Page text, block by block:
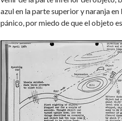
azul en la parte superior y naranja
pánico, por miedo de que el objeto